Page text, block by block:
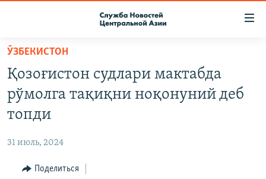
Вернуться
основному
содержанию
Вернутся
главной
Вернутся
ПОДПИСКА
КОНТАКТЫ
НАСТОЯЩЕЕ ВРЕМЯ
МИГРАНТ МЕДИА
ӮЗБЕКИСТОН
Қозоғистон судлари мактабда
рўмолга тақиқни ноқонуний деб
топди
31 июль, 2024
Поделиться